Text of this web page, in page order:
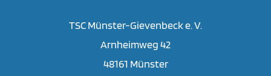
TSC Münster-Gievenbeck e. V.
Arnheimweg 42
48161 Münster